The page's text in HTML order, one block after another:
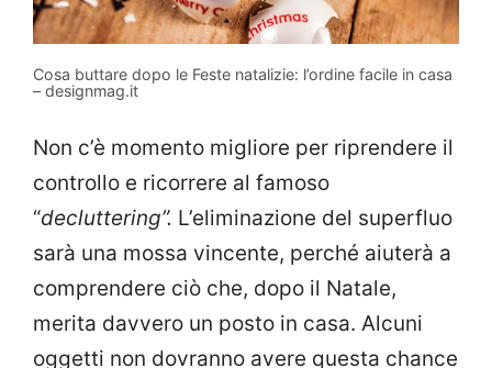
Cosa buttare dopo le Feste natalizie: l’ordine facile in casa
– designmag.it
Non c’è momento migliore per riprendere il
controllo e ricorrere al famoso
“decluttering”. L’eliminazione del superfluo
sarà una mossa vincente, perché aiuterà a
comprendere ciò che, dopo il Natale,
merita davvero un posto in casa. Alcuni
oggetti non dovranno avere questa chance